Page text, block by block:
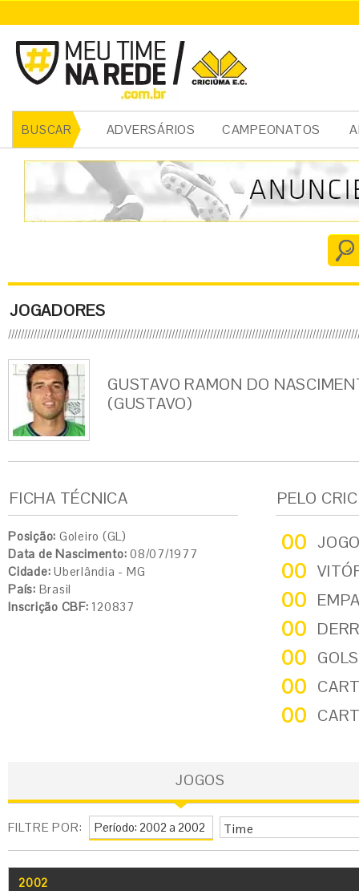
BUSCAR ADVERSÁRIOS CAMPEONATOS
JOGADORES
GUSTAVO RAMON DO
(GUSTAVO)
FICHA TÉCNICA
Posição: Goleiro (GL)
Data de Nascimento: 08/07/1977
Cidade: Uberlândia - MG
País: Brasil
Inscrição CBF: 120837
PELO
00
00
00
00
00
00
00
JOGOS
FILTRE POR: Time
2002